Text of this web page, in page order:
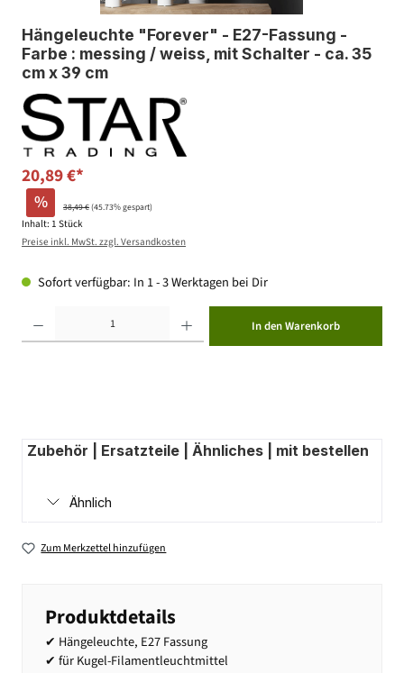
Hängeleuchte "Forever" - E27-Fassung -
Farbe : messing / weiss, mit Schalter - ca. 35
cm x 39 cm
20,89 €*
% 38,49 €(45.73% gespart)
Inhalt: 1 Stück
Preise inkl. MwSt. zzgl. Versandkosten
Sofort verfügbar: In 1 - 3 Werktagen bei Dir
In den Warenkorb
Zubehör | Ersatzteile | Ähnliches | mit bestellen
Ähnlich
Zum Merkzettel hinzufügen
Produktdetails
✔ Hängeleuchte, E27 Fassung
✔ für Kugel-Filamentleuchtmittel